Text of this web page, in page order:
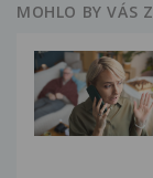
MOHLO BY VÁS